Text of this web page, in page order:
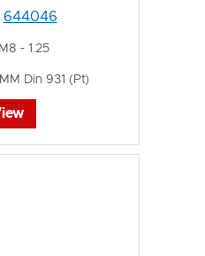
644046
M8 - 1.25
Din 931 (Pt)